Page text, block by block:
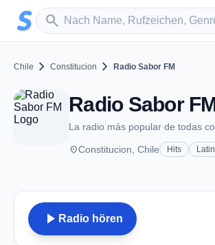
Zum Hauptinhalt springen
search
Sender suchen
Chile chevron_right Constitucion chevron_right Radio Sabor FM
placeConstitucion, Chile Hits Latin
play_arrow Radio hören